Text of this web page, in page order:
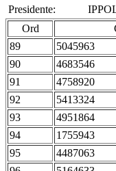
Presidente:
Ord
89
5045963
90 4683546
91 4758920
92 5413324
93 4951864
94 1755943
95 4487063